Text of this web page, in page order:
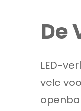
De
LED-
vele